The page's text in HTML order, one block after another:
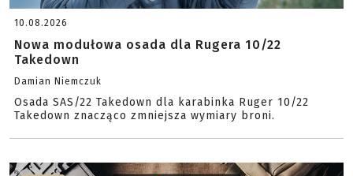
10.08.2026
Nowa modułowa osada dla Rugera 10/22
Takedown
Damian Niemczuk
Osada SAS/22 Takedown dla karabinka Ruger 10/22
Takedown znacząco zmniejsza wymiary broni.